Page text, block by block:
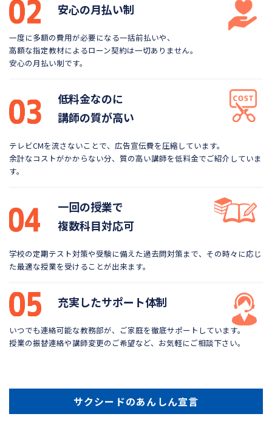
安心の月払い制
一度に多額の費用が必要になる一括前払いや、
高額な指定教材によるローン契約は一切ありません。
安心の月払い制です。
低料金なのに
講師の質が高い
テレビCMを流さないことで、広告宣伝費を圧縮しています。
余計なコストがかからない分、質の高い講師を低料金でご紹介していま
す。
一回の授業で
複数科目対応可
学校の定期テスト対策や受験に備えた過去問対策まで、 その時々に応じ
た最適な授業を受けることが出来ます。
充実したサポート体制
いつでも連絡可能な教務部が、ご家庭を徹底サポートしています。
授業の振替連絡や講師変更のご希望など、お気軽にご相談下さい。
サクシードのあんしん宣言